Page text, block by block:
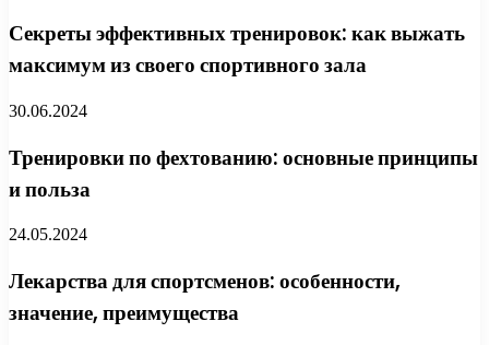
Секреты эффективных тренировок: как выжать
максимум из своего спортивного зала
30.06.2024
Тренировки по фехтованию: основные принципы
и польза
24.05.2024
Лекарства для спортсменов: особенности,
значение, преимущества